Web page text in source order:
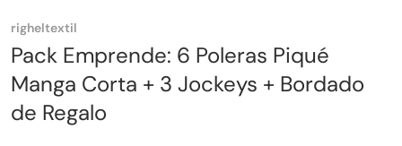
righeltextil
Pack Emprende: 6 Poleras Piqué
Manga Corta + 3 Jockeys + Bordado
de Regalo